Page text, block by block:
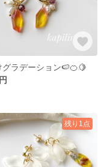
グラデーション🍉🍊🍋
残り1点